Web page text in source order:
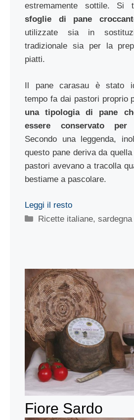
estremamente sottile. Si
sfoglie di pane
utilizzate sia in
tradizionale sia per la
piatti.
Il pane carasau è stato
tempo fa dai pastori proprio
una tipologia di pane
essere conservato
Secondo una leggenda,
questo pane deriva da
pastori avevano a tracolla
bestiame a pascolare.
Leggi il resto
Categorie
Ricette italiane,sardegna
Fiore Sardo